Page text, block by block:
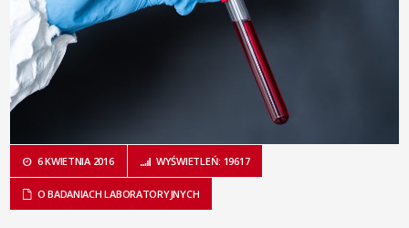
6 KWIETNIA 2016 WYŚWIETLEŃ: 19617
O BADANIACH LABORATORYJNYCH